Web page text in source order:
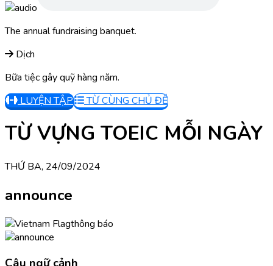
The annual fundraising banquet.
Dịch
Bữa tiệc gây quỹ hàng năm.
LUYỆN TẬP
TỪ CÙNG CHỦ ĐỀ
TỪ VỰNG TOEIC MỖI NGÀY
THỨ BA, 24/09/2024
announce
thông báo